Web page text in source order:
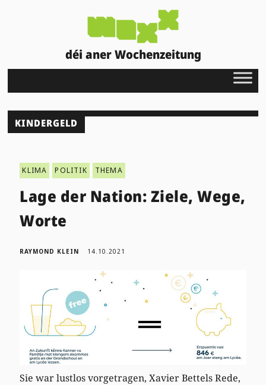
déi aner Wochenzeitung
KINDERGELD
KLIMA POLITIK THEMA
Lage der Nation: Ziele, Wege,
Worte
RAYMOND KLEIN 14.10.2021
Sie war lustlos vorgetragen, Xavier Bettels Rede,